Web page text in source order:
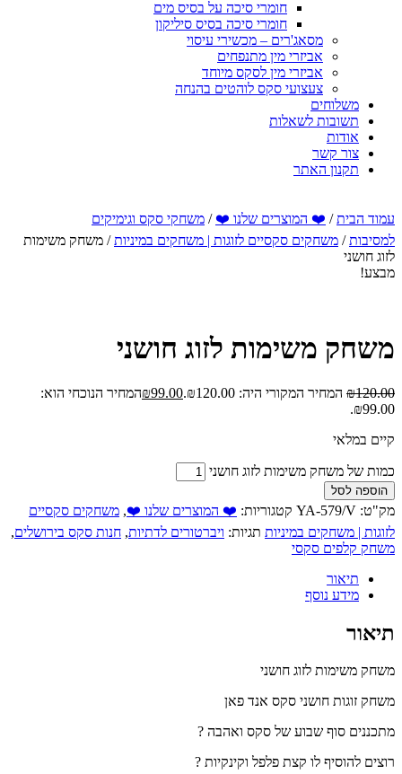
חומרי סיכה על בסיס מים
חומרי סיכה בסיס סיליקון
מסאג'רים – מכשירי עיסוי
אביזרי מין מתנפחים
אביזרי מין לסקס מיוחד
צעצועי סקס לוהטים בהנחה
משלוחים
תשובות לשאלות
אודות
צור קשר
תקנון האתר
עמוד הבית/ ❤️ המוצרים שלנו ❤️ / משחקי סקס וגימיקים
למסיבות/ משחקים סקסיים לזוגות | משחקים במיניות/ משחק משימות
לזוג חושני
מבצע!
משחק משימות לזוג חושני
₪120.00 המחיר המקורי היה: ₪120.00. ₪99.00
המחיר הנוכחי הוא:
₪99.00.
קיים במלאי
כמות של משחק משימות לזוג חושני
הוספה לסל
מק"ט: YA-579/V קטגוריות: ❤️ המוצרים שלנו ❤️, משחקים סקסיים
לזוגות | משחקים במיניות תגיות: ויברטורים לדתיות, חנות סקס בירושלים,
משחק קלפים סקסי
תיאור
מידע נוסף
תיאור
משחק משימות לזוג חושני
משחק זוגות חושני סקס אנד פאן
מתכננים סוף שבוע של סקס ואהבה ?
רוצים להוסיף לו קצת פלפל וקינקיות ?